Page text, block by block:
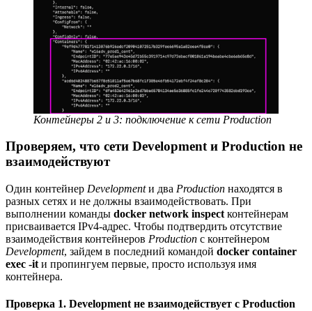
Контейнеры 2 и 3: подключение к сети Production
Проверяем, что сети Development и Production не
взаимодействуют
Один контейнер Developmentи два Production находятся в
разных сетях и не должны взаимодействовать. При
выполнении команды docker network inspect контейнерам
присваивается IPv4-адрес. Чтобы подтвердить отсутствие
взаимодействия контейнеров Production с контейнером
Development, зайдем в последний командой docker container
exec -it и пропингуем первые, просто используя имя
контейнера.
Проверка 1. Development не взаимодействует с Production